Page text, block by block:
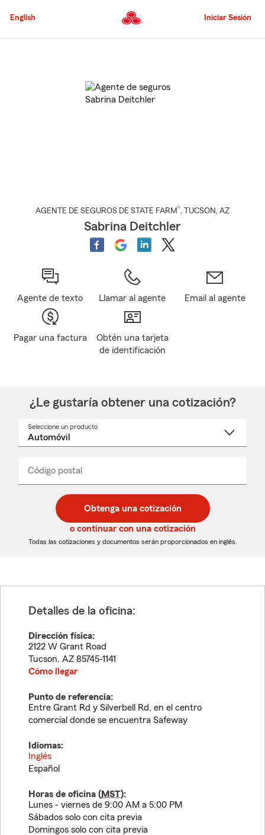
al
principal
English Iniciar Sesión
AGENTE DE SEGUROS DE STATE FARM®, TUCSON , AZ
Sabrina Deitchler
Agente de texto Llamar al agente Email al agente
Pagar una factura
Obtén una tarjeta
de identificación
¿Le gustaría obtener una cotización?
Seleccione un producto
desplegable
Código postal
de
5
dígitos
de
5
dígitos
_____
Obtenga una cotización
o continuar con una cotización
Todas las cotizaciones y documentos serán proporcionados en inglés.
Detalles de la oficina:
Dirección física:
2122 W Grant Road
Tucson, AZ 85745-1141
Cómo llegar
Punto de referencia:
Entre Grant Rd y Silverbell Rd, en el centro
comercial donde se encuentra Safeway
Idiomas:
Inglés
Español
Horas de oficina (MST):
Lunes - viernes de 9:00 AM a 5:00 PM
Sábados solo con cita previa
Domingos solo con cita previa